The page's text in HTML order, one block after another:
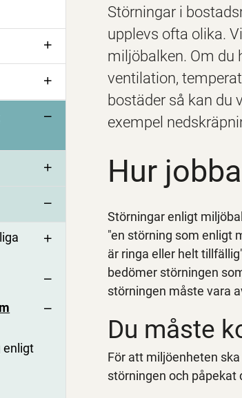
enligt
Störningar i
upplevs ofta olika.
miljöbalken. Om du
ventilation,
bostäder så kan du
exempel
Hur
Störningar enligt
"en störning som enligt
är ringa eller helt
bedömer störningen
störningen måste vara
Du måste
För att miljöenheten
störningen och påpekat